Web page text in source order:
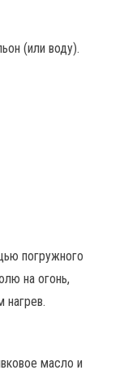
(или воду).
погружного
на огонь,
нагрев.
масло и